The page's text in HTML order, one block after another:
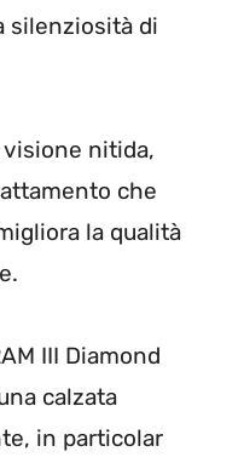
silenziosità di
nitida,
che
la qualità
III Diamond
calzata
in particolar